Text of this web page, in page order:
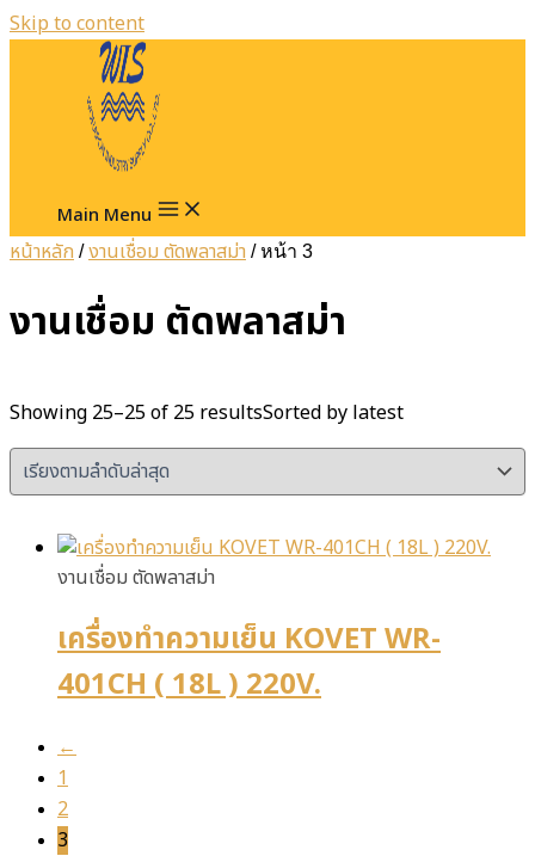
Skip to content
Main Menu
หน้าหลัก /งานเชื่อม ตัดพลาสม่า / หน้า 3
งานเชื่อม ตัดพลาสม่า
Showing 25–25 of 25 resultsSorted by latest
งานเชื่อม ตัดพลาสม่า
เครื่องทำความเย็น KOVET WR-
401CH ( 18L ) 220V.
←
1
2
3